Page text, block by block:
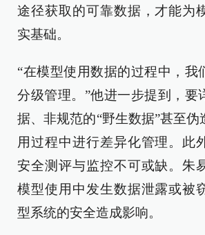
途径获取的可靠数据，才能为
实基础。
“在模型使用数据的过程中，我
分级管理。”他进一步提到，要
据、非规范的“野生数据”甚至伪
用过程中进行差异化管理。此
安全测评与监控不可或缺。朱
模型使用中发生数据泄露或被
型系统的安全造成影响。